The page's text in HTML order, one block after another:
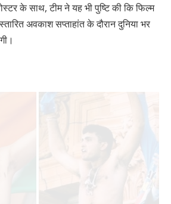
के साथ, टीम ने यह भी पुष्टि की कि फिल्म
अवकाश सप्ताहांत के दौरान दुनिया भर